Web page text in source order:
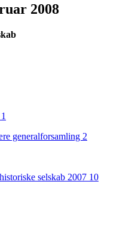
2008
generalforsamling 2
selskab 2007 10